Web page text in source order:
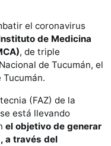
el coronavirus
de Medicina
, de triple
de Tucumán, el
(FAZ) de la
está llevando
el objetivo de generar
a través del